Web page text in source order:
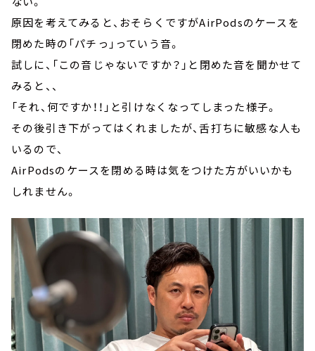
原因を考えてみると、おそらくですがAirPodsのケースを
閉めた時の「パチっ」っていう音。
試しに、「この音じゃないですか？」と閉めた音を聞かせて
みると、、
「それ、何ですか！！」と引けなくなってしまった様子。
その後引き下がってはくれましたが、舌打ちに敏感な人も
いるので、
AirPodsのケースを閉める時は気をつけた方がいいかも
しれません。